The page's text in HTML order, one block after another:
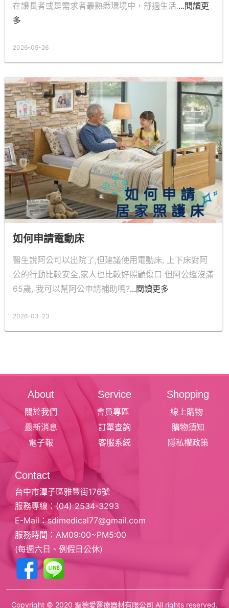
在讓長者或是需求者最熟悉環境中，舒適生活....閱讀更
多
2026-05-26
如何申請電動床
醫生說阿公可以出院了,但建議使用電動床, 上下床對阿
公的行動比較安全,家人也比較好照顧傷口 但阿公還沒滿
65歲, 我可以幫阿公申請補助嗎?...閱讀更多
2026-03-23
About
關於我們
最新消息
電子報
Service
會員專區
訂單查詢
客服系統
Shopping
線上購物
購物須知
隱私權政策
Contact
台中市潭子區雅豐街176號
服務專線：(04) 2534-3293
E-Mail：sdimedical77@gmail.com
服務時間：AM09:00~PM5:00
(每週六日、例假日公休)
Copyright © 2020 聖德愛醫療器材有限公司 All rights reserved.